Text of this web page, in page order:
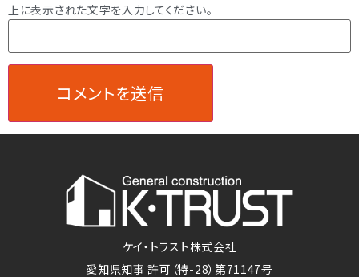
上に表示された文字を入力してください。
ケイ・トラスト株式会社
愛知県知事 許可（特-28）第71147号